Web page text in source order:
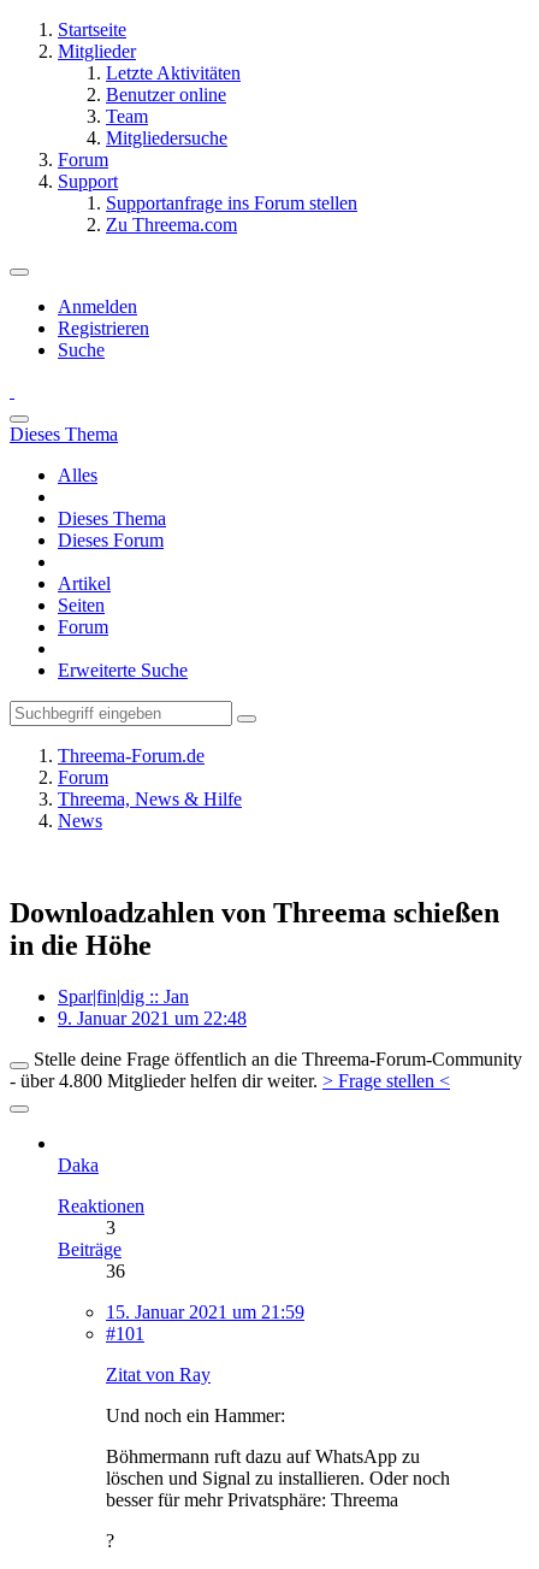
Startseite
Mitglieder
Letzte Aktivitäten
Benutzer online
Team
Mitgliedersuche
Forum
Support
Supportanfrage ins Forum stellen
Zu Threema.com
Anmelden
Registrieren
Suche
Dieses Thema
Alles
Dieses Thema
Dieses Forum
Artikel
Seiten
Forum
Erweiterte Suche
Threema-Forum.de
Forum
Threema, News & Hilfe
News
Downloadzahlen von Threema schießen
in die Höhe
Spar|fin|dig :: Jan
9. Januar 2021 um 22:48
Stelle deine Frage öffentlich an die Threema-Forum-Community
- über 4.800 Mitglieder helfen dir weiter. > Frage stellen <
Daka
Reaktionen
3
Beiträge
36
15. Januar 2021 um 21:59
#101
Zitat von Ray
Und noch ein Hammer:
Böhmermann ruft dazu auf WhatsApp zu
löschen und Signal zu installieren. Oder noch
besser für mehr Privatsphäre: Threema
?